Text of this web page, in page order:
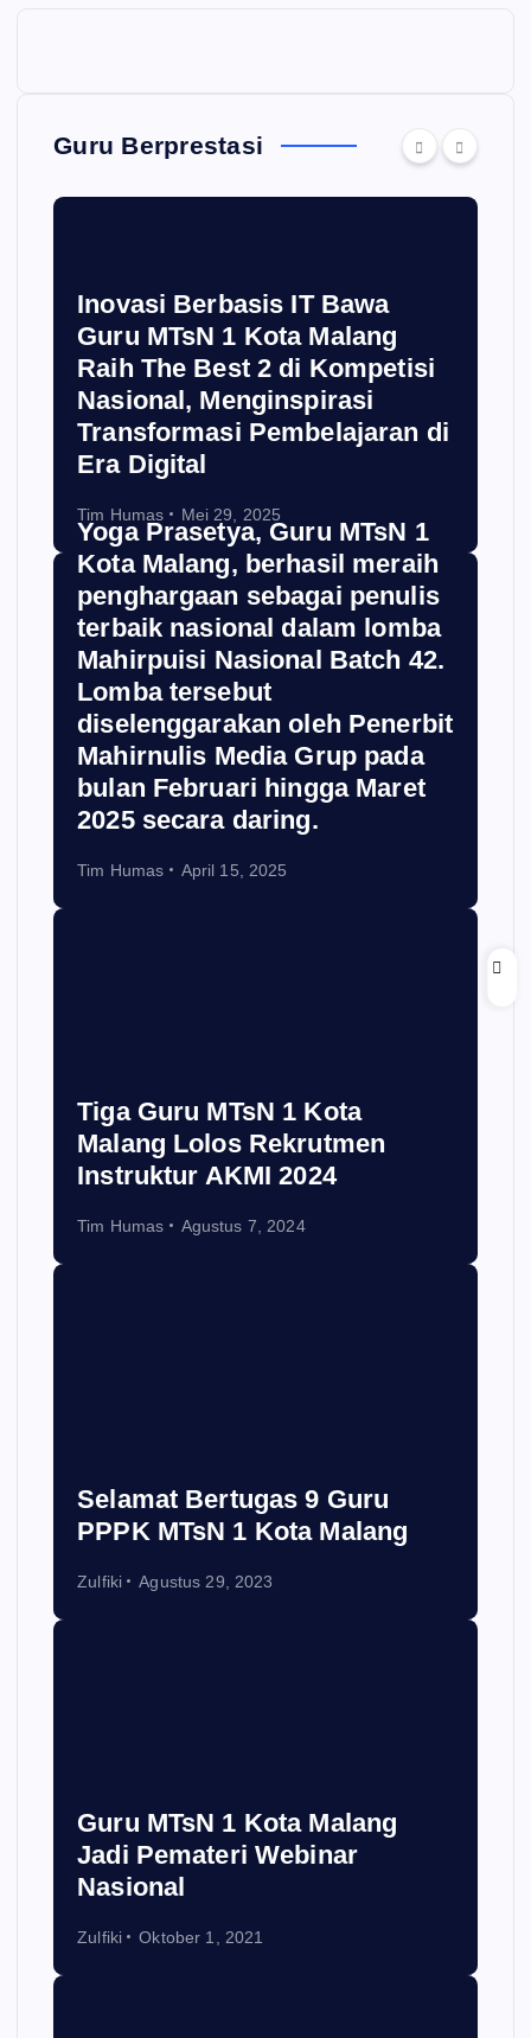
Guru Berprestasi
Inovasi Berbasis IT Bawa
Guru MTsN 1 Kota Malang
Raih The Best 2 di Kompetisi
Nasional, Menginspirasi
Transformasi Pembelajaran di
Era Digital
Tim Humas Mei 29, 2025
Yoga Prasetya, Guru MTsN 1
Kota Malang, berhasil meraih
penghargaan sebagai penulis
terbaik nasional dalam lomba
Mahirpuisi Nasional Batch 42.
Lomba tersebut
diselenggarakan oleh Penerbit
Mahirnulis Media Grup pada
bulan Februari hingga Maret
2025 secara daring.
Tim Humas April 15, 2025
Tiga Guru MTsN 1 Kota
Malang Lolos Rekrutmen
Instruktur AKMI 2024
Tim Humas Agustus 7, 2024
Selamat Bertugas 9 Guru
PPPK MTsN 1 Kota Malang
Zulfiki Agustus 29, 2023
Guru MTsN 1 Kota Malang
Jadi Pemateri Webinar
Nasional
Zulfiki Oktober 1, 2021